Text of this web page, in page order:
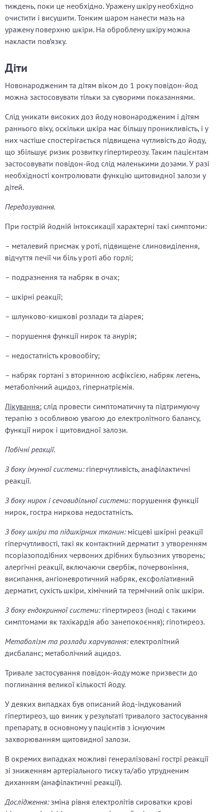
тиждень, поки це необхідно. Уражену шкіру необхідно
очистити і висушити. Тонким шаром нанести мазь на
уражену поверхню шкіри. На оброблену шкіру можна
накласти пов’язку.
Діти
Новонародженим та дітям віком до 1 року повідон-йод
можна застосовувати тільки за суворими показаннями.
Слід уникати високих доз йоду новонародженим і дітям
раннього віку, оскільки шкіра має більшу проникливість, і у
них частіше спостерігається підвищена чутливість до йоду,
що збільшує ризик розвитку гіпертиреозу. Таким пацієнтам
застосовувати повідон-йод слід маленькими дозами. У разі
необхідності контролювати функцію щитовидної залози у
дітей.
Передозування.
При гострій йодній інтоксикації характерні такі симптоми:
– металевий присмак у роті, підвищене слиновиділення,
відчуття печії чи біль у роті або горлі;
– подразнення та набряк в очах;
– шкірні реакції;
– шлунково-кишкові розлади та діарея;
– порушення функції нирок та анурія;
– недостатність кровообігу;
– набряк гортані з вторинною асфіксією, набряк легень,
метаболічний ацидоз, гіпернатріємія.
Лікування: слід провести симптоматичну та підтримуючу
терапію з особливою увагою до електролітного балансу,
функції нирок і щитовидної залози.
Побічні реакції.
З боку імунної системи: гіперчутливість, анафілактичні
реакції.
З боку нирок і сечовидільної системи: порушення функції
нирок, гостра ниркова недостатність.
З боку шкіри та підшкірних тканин: місцеві шкірні реакції
гіперчутливості, такі як контактний дерматит з утворенням
псоріазоподібних червоних дрібних бульозних утворень;
алергічні реакції, включаючи свербіж, почервоніння,
висипання, ангіоневротичний набряк, ексфоліативний
дерматит, сухість шкіри, хімічний та термічний опік шкіри.
З боку ендокринної системи: гіпертиреоз (іноді с такими
симптомами як тахікардія або занепокоєння); гіпотиреоз.
Метаболізм та розлади харчування:електролітний
дисбаланс; метаболічний ацидоз.
Тривале застосування повідон-йоду може призвести до
поглинання великої кількості йоду.
У деяких випадках був описаний йод-індукований
гіпертиреоз, що виник у результаті тривалого застосування
препарату, в основному у пацієнтів з існуючим
захворюванням щитовидної залози.
В окремих випадках можливі генералізовані гострі реакції
зі зниженням артеріального тиску та/або утрудненим
диханням (анафілактичні реакції).
Дослідження:зміна рівня електролітів сироватки крові